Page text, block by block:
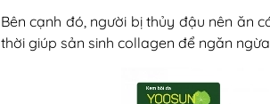
Bên cạnh đó, người bị thủy đậu nên ăn
thời giúp sản sinh collagen để ngăn